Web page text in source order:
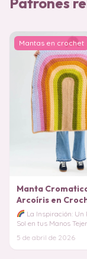
Mantas en crochet
Manta
Arcoíris en
PATRON GRATIS
La Inspiración: Un
Sol en tus Manos
arcoíris y conver
5 de abril de 2026